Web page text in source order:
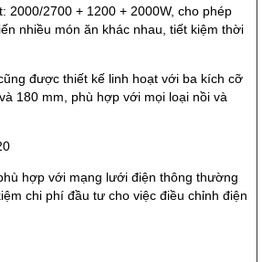
2000/2700 + 1200 + 2000W, cho phép
nhiều món ăn khác nhau, tiết kiệm thời
được thiết kế linh hoạt với ba kích cỡ
180 mm, phù hợp với mọi loại nồi và
hợp với mạng lưới điện thông thường
chi phí đầu tư cho việc điều chỉnh điện